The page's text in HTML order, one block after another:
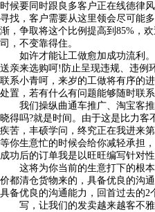
时候要同时跟良多客户正在线德律
寻找，客户需要从这里领会尽可能
渐，争取将这个比例提高到85%，
司，不变靠得住。
如许才能让工做愈加成功流利。
送亲来选购呵!防止呈现违规、违例
联系小青呵，来岁的工做将有序的
处置，若有什么有问题能够随时联
我们操纵曲通车推广、淘宝客推
晓得吗?就是时间。由于这是比力
疾苦，丰硕学问，终究正在我进来
等你生意忙的时候会给你减轻承担
成功后的订单我是以旺旺编写针对性
这将为你当前的生意打下的根本
价都清仓货物来的，具备优良的沟
具备优良的沟通能力，回首过去的2
写，让我们的发卖越来越客不雅